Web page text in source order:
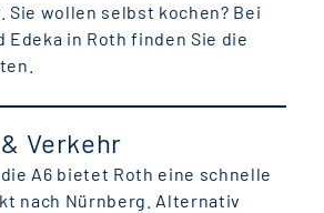
Sie wollen selbst kochen? Bei
Edeka in Roth finden Sie die
Verkehr
A6 bietet Roth eine schnelle
nach Nürnberg. Alternativ